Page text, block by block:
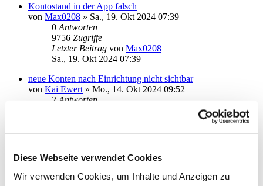
Diese Webseite verwendet Cookies
Wir verwenden Cookies, um Inhalte und Anzeigen zu
Kontostand in der App falsch
von Max0208 » Sa., 19. Okt 2024 07:39
0 Antworten
9756 Zugriffe
Letzter Beitrag von Max0208
Sa., 19. Okt 2024 07:39
neue Konten nach Einrichtung nicht sichtbar
von Kai Ewert » Mo., 14. Okt 2024 09:52
2 Antworten
Mo., 14. Okt 2024 18:21
vongekra»Do., 10. Okt 2024 13:14
Antworten
12968 Zugriffe